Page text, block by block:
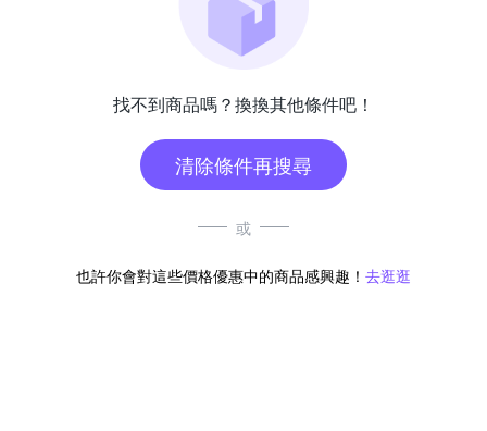
找不到商品嗎？換換其他條件吧！
清除條件再搜尋
或
也許你會對這些價格優惠中的商品感興趣！ 去逛逛